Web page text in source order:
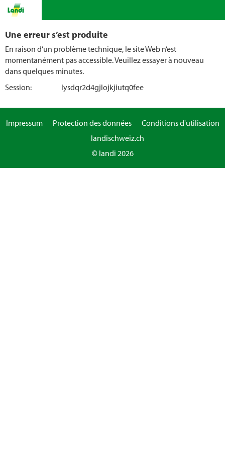
Une erreur s’est produite
En raison d’un problème technique, le site Web n’est
momentanément pas accessible. Veuillez essayer à nouveau
dans quelques minutes.
Session:
lysdqr2d4gjlojkjiutq0fee
Impressum Protection des données
Conditions d'utilisation
landischweiz.ch
© landi 2026